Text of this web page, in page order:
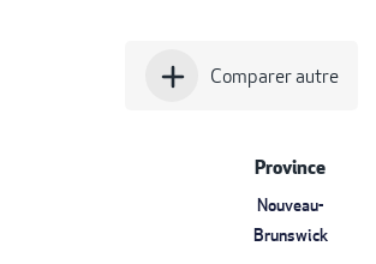
add Comparer autre
Province
Nouveau-
Brunswick